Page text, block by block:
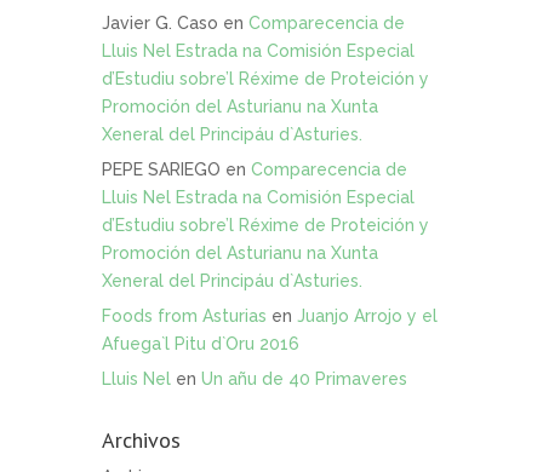
Javier G. Caso en Comparecencia de
Lluis Nel Estrada na Comisión Especial
d’Estudiu sobre’l Réxime de Proteición y
Promoción del Asturianu na Xunta
Xeneral del Principáu d`Asturies.
PEPE SARIEGO en Comparecencia de
Lluis Nel Estrada na Comisión Especial
d’Estudiu sobre’l Réxime de Proteición y
Promoción del Asturianu na Xunta
Xeneral del Principáu d`Asturies.
Foods from Asturias en Juanjo Arrojo y el
Afuega`l Pitu d`Oru 2016
Lluis Nel en Un añu de 40 Primaveres
Archivos